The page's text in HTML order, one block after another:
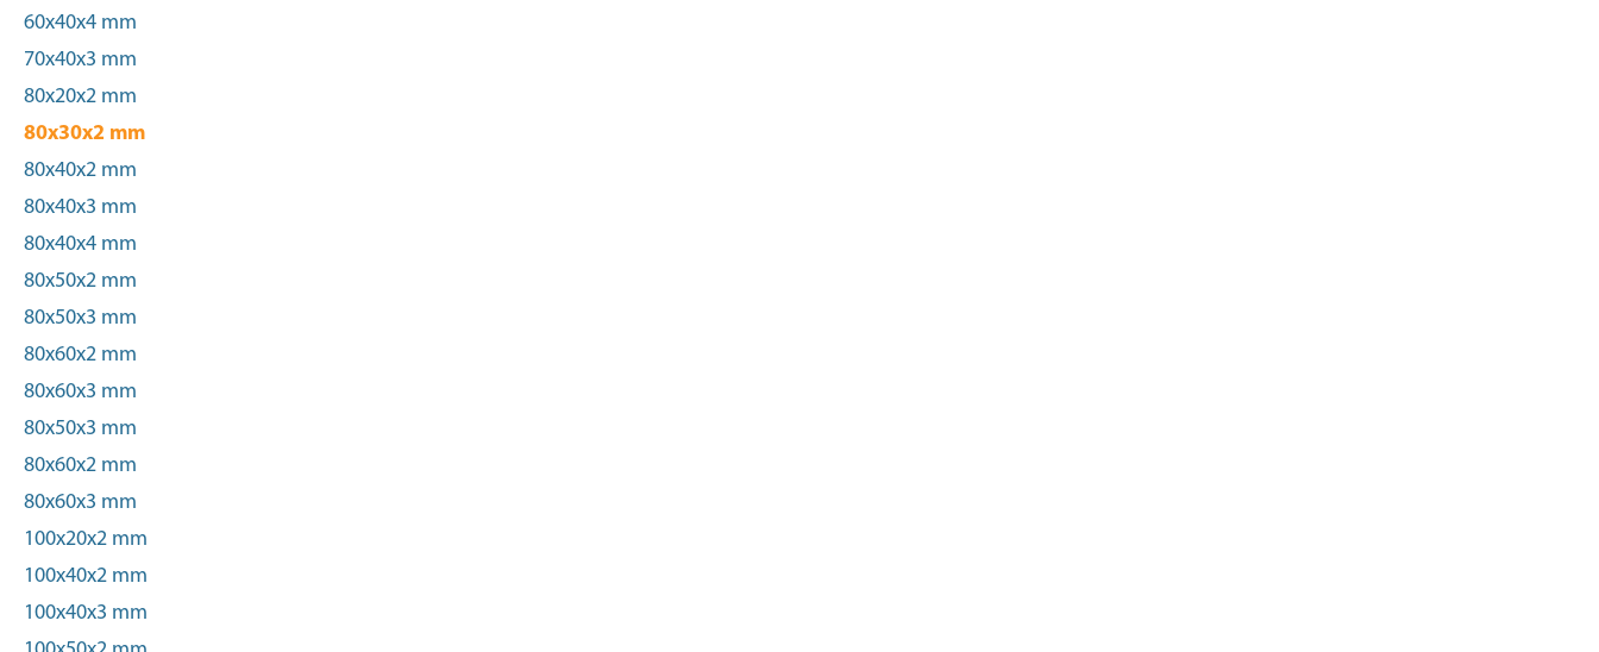
60x40x4 mm
70x40x3 mm
80x20x2 mm
80x30x2 mm
80x40x2 mm
80x40x3 mm
80x40x4 mm
80x50x2 mm
80x50x3 mm
80x60x2 mm
80x60x3 mm
80x50x3 mm
80x60x2 mm
80x60x3 mm
100x20x2 mm
100x40x2 mm
100x40x3 mm